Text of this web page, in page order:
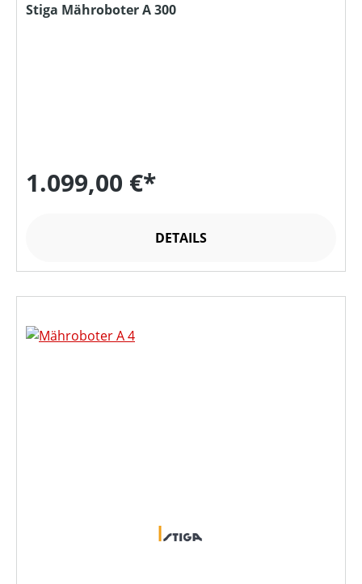
Stiga Mähroboter A 300
1.099,00 €*
DETAILS